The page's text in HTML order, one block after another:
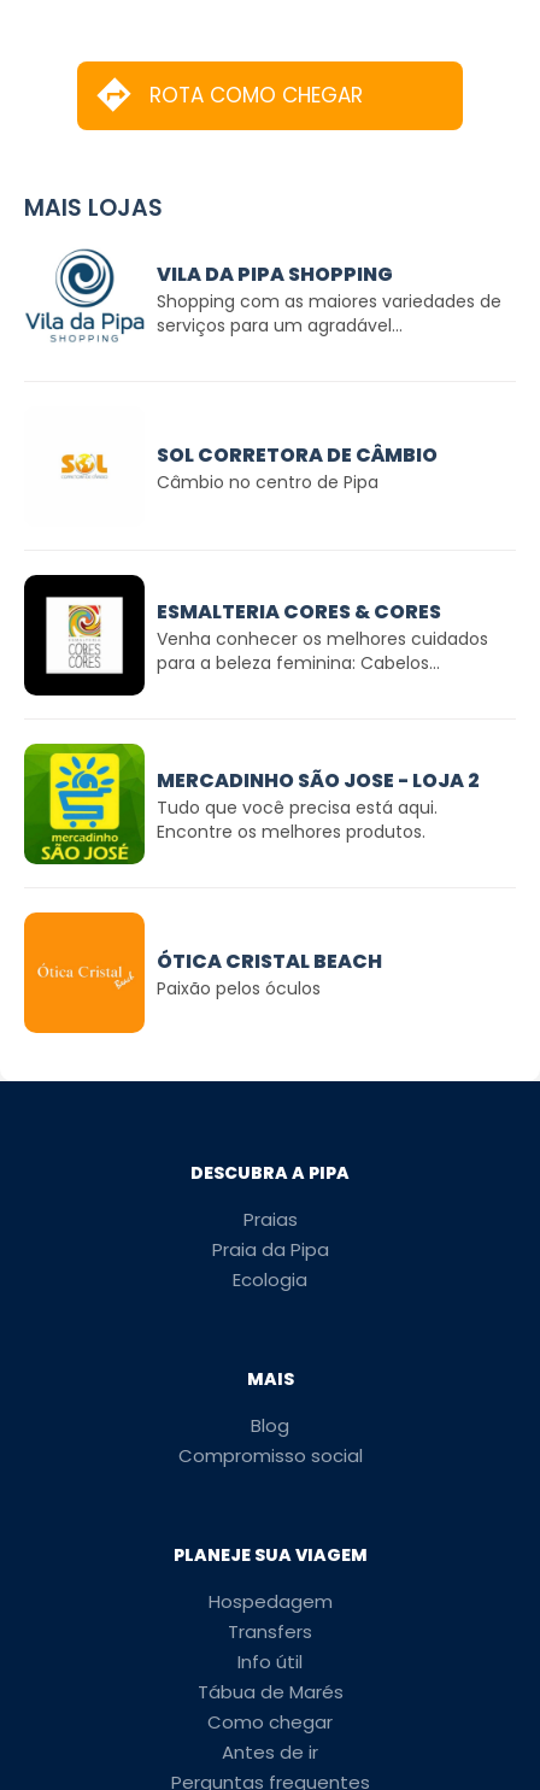
ROTA COMO CHEGAR
MAIS LOJAS
VILA DA PIPA SHOPPING
Shopping com as maiores variedades de
serviços para um agradável...
SOL CORRETORA DE CÂMBIO
Câmbio no centro de Pipa
ESMALTERIA CORES & CORES
Venha conhecer os melhores cuidados
para a beleza feminina: Cabelos...
MERCADINHO SÃO JOSE - LOJA 2
Tudo que você precisa está aqui.
Encontre os melhores produtos.
ÓTICA CRISTAL BEACH
Paixão pelos óculos
DESCUBRA A PIPA
Praias
Praia da Pipa
Ecologia
MAIS
Blog
Compromisso social
PLANEJE SUA VIAGEM
Hospedagem
Transfers
Info útil
Tábua de Marés
Como chegar
Antes de ir
Perguntas frequentes